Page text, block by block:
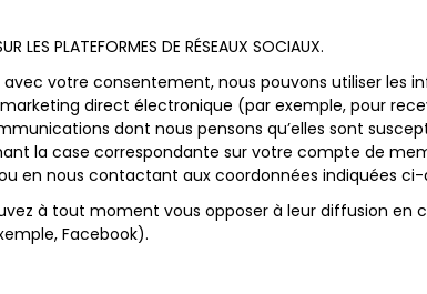
LES PLATEFORMES DE RÉSEAUX SOCIAUX.
votre consentement, nous pouvons utiliser les
direct électronique (par exemple, pour
dont nous pensons qu’elles sont
la case correspondante sur votre compte de
en nous contactant aux coordonnées indiquées ci-
à tout moment vous opposer à leur diffusion
Facebook).